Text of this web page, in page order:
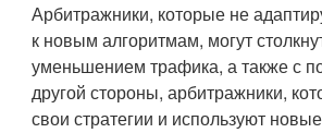
Арбитражники, которые не
к новым алгоритмам, могут
уменьшением трафика, а также с
другой стороны, арбитражники,
свои стратегии и используют